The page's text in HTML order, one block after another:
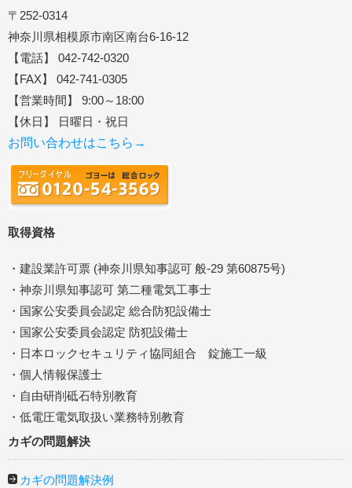
〒252-0314
神奈川県相模原市南区南台6-16-12
【電話】 042-742-0320
【FAX】 042-741-0305
【営業時間】 9:00～18:00
【休日】 日曜日・祝日
お問い合わせはこちら→
取得資格
・建設業許可票 (神奈川県知事認可 般-29 第60875号)
・神奈川県知事認可 第二種電気工事士
・国家公安委員会認定 総合防犯設備士
・国家公安委員会認定 防犯設備士
・日本ロックセキュリティ協同組合 錠施工一級
・個人情報保護士
・自由研削砥石特別教育
・低電圧電気取扱い業務特別教育
カギの問題解決
カギの問題解決例